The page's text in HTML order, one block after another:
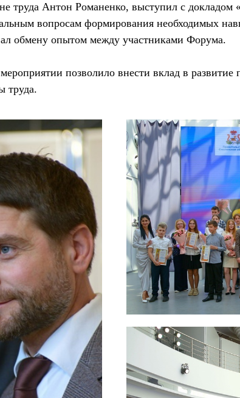
труда Антон Романенко, выступил с
вопросам формирования необходимых
обмену опытом между участниками Форума.
позволило внести вклад в развитие
труда.